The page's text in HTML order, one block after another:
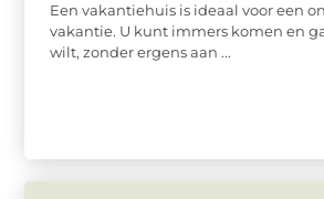
Een vakantiehuis is ideaal voor een
vakantie. U kunt immers komen en
wilt, zonder ergens aan ...